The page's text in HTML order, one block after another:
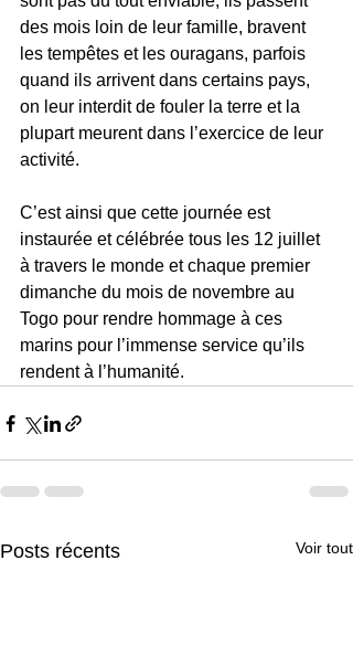
des mois loin de leur famille, bravent
les tempêtes et les ouragans, parfois
quand ils arrivent dans certains pays,
on leur interdit de fouler la terre et la
plupart meurent dans l’exercice de leur
activité.
C’est ainsi que cette journée est
instaurée et célébrée tous les 12 juillet
à travers le monde et chaque premier
dimanche du mois de novembre au
Togo pour rendre hommage à ces
marins pour l’immense service qu’ils
rendent à l’humanité.
Posts récents Voir tout